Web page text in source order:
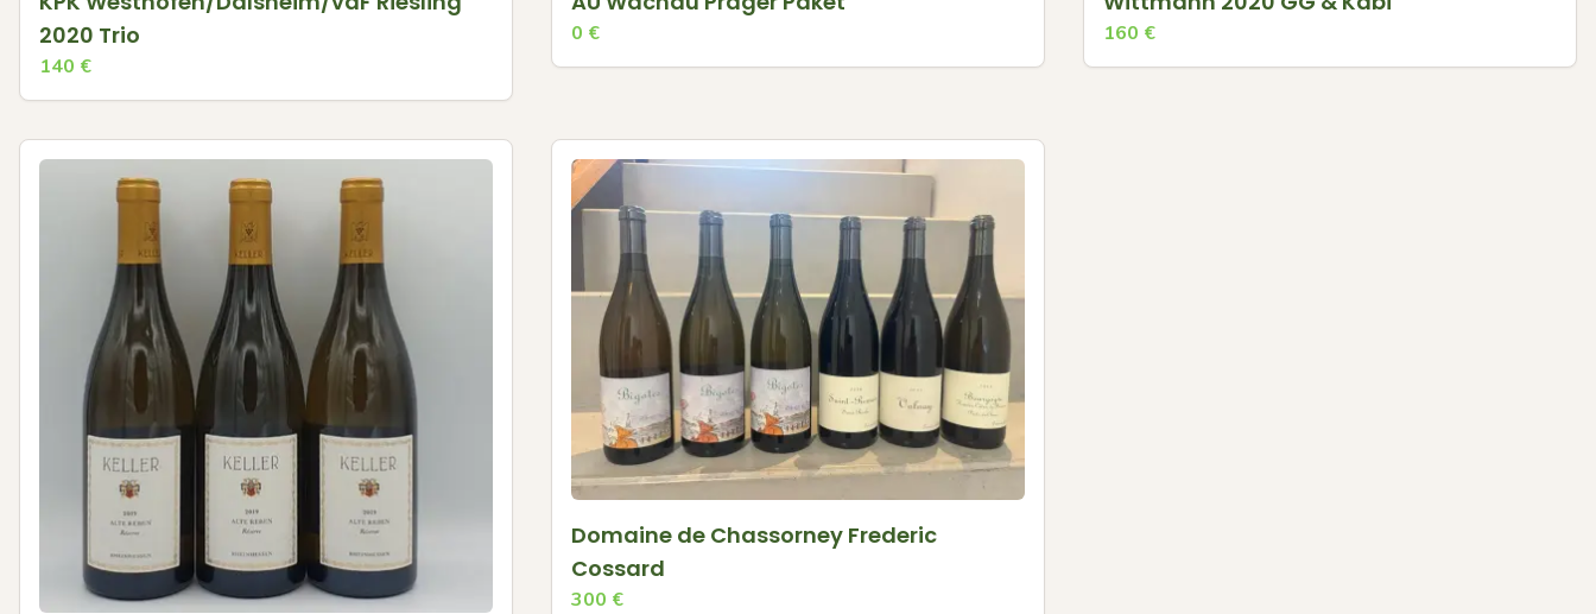
2020 Trio
140 €
0 € 160 €
Domaine de Chassorney Frederic
Cossard
300 €